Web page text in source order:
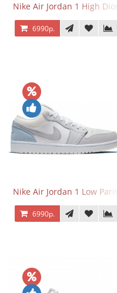
Nike Air Jordan 1 High Dior
6990р.
Nike Air Jordan 1 Low Paris
6990р.